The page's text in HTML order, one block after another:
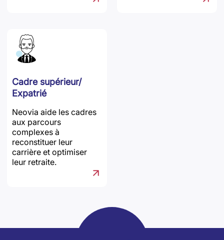
Cadre supérieur/
Expatrié
Neovia aide les cadres
aux parcours
complexes à
reconstituer leur
carrière et optimiser
leur retraite.